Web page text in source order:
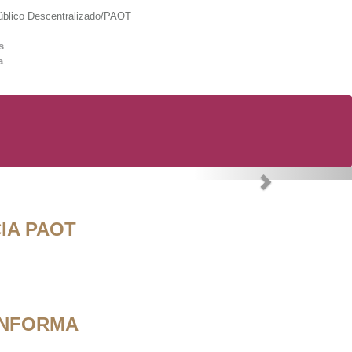
Descentralizado/PAOT
Next
PAOT